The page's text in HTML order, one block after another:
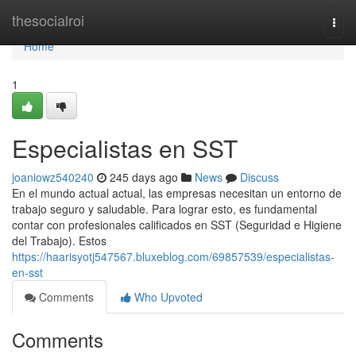
thesocialroi
Home
Home
1
Especialistas en SST
joaniowz540240 245 days ago News
Discuss
En el mundo actual actual, las empresas necesitan un entorno de
trabajo seguro y saludable. Para lograr esto, es fundamental
contar con profesionales calificados en SST (Seguridad e Higiene
del Trabajo). Estos
https://haarisyotj547567.bluxeblog.com/69857539/especialistas-
en-sst
Comments
Who Upvoted
Comments